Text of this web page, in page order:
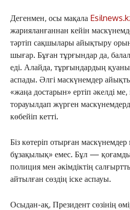
Дегенмен, осы мақала
жарияланғаннан кейін
тәртіп сақшылары айықтыру
шығар. Бұған тұрғындар да,
еді. Алайда, тұрғындардың
аспады. Әлгі маскүнемдер
«жаңа достарын» ертіп әкелді
торауылдап жүрген
көбейіп кетті.
Біз көтеріп отырған
бұзақылық» емес. Бұл —
полиция мен әкімдіктің
айтылған сөздің іске аспауы.
Осыдан-ақ, Президент сөзінің